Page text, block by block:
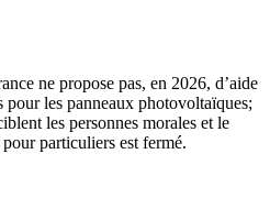
ne propose pas, en 2026, d’aide
les panneaux photovoltaïques;
les personnes morales et le
particuliers est fermé.